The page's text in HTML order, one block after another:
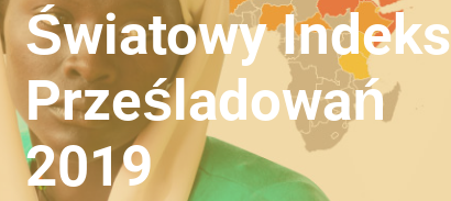
Światowy Indeks
Prześladowań
2019